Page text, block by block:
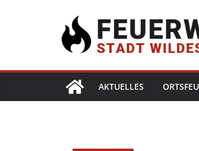
AKTUELLES